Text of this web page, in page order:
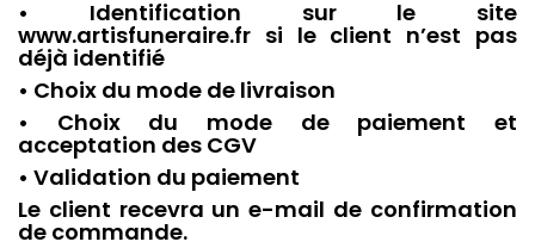
• Identification sur le site
www.artisfuneraire.fr si le client n’est pas
déjà identifié
• Choix du mode de livraison
• Choix du mode de paiement et
acceptation des CGV
• Validation du paiement
Le client recevra un e-mail de confirmation
de commande.